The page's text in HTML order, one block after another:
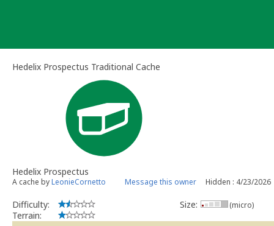
Hedelix Prospectus Traditional Cache
Hedelix Prospectus
A cache byLeonieCornetto Message this owner Hidden : 4/23/2026
Difficulty:
Terrain:
Size: (micro)